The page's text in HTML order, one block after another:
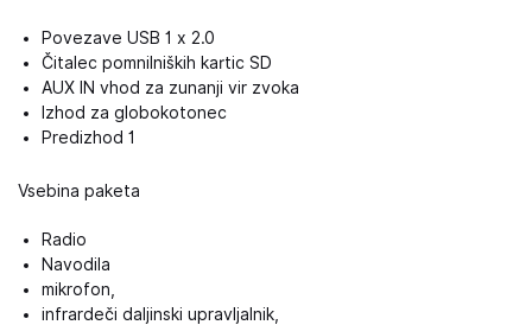
Povezave USB 1 x 2.0
Čitalec pomnilniških kartic SD
AUX IN vhod za zunanji vir zvoka
Izhod za globokotonec
Predizhod 1
Vsebina paketa
Radio
Navodila
mikrofon,
infrardeči daljinski upravljalnik,